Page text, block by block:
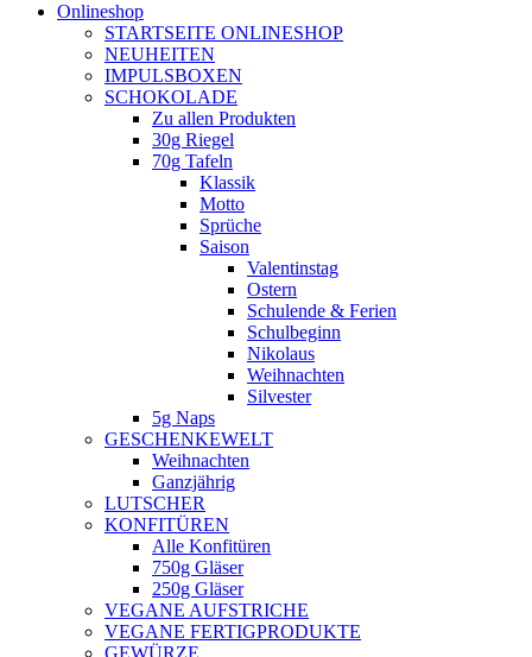
Onlineshop
STARTSEITE ONLINESHOP
NEUHEITEN
IMPULSBOXEN
SCHOKOLADE
Zu allen Produkten
30g Riegel
70g Tafeln
Klassik
Motto
Sprüche
Saison
Valentinstag
Ostern
Schulende & Ferien
Schulbeginn
Nikolaus
Weihnachten
Silvester
5g Naps
GESCHENKEWELT
Weihnachten
Ganzjährig
LUTSCHER
KONFITÜREN
Alle Konfitüren
750g Gläser
250g Gläser
VEGANE AUFSTRICHE
VEGANE FERTIGPRODUKTE
GEWÜRZE